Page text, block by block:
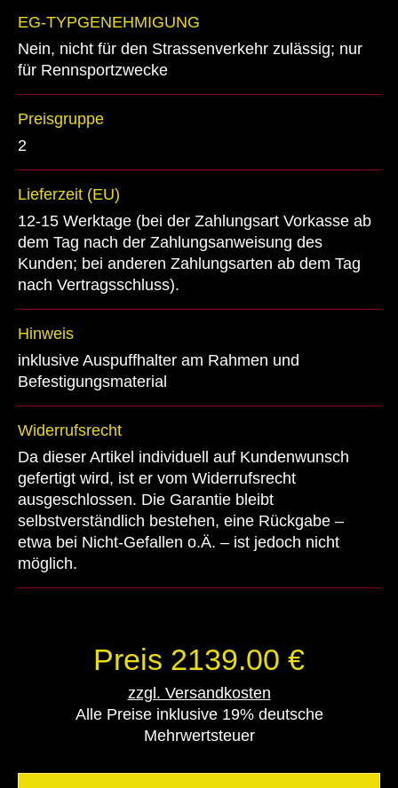
EG-TYPGENEHMIGUNG
Nein, nicht für den Strassenverkehr zulässig; nur
für Rennsportzwecke
Preisgruppe
2
Lieferzeit (EU)
12-15 Werktage (bei der Zahlungsart Vorkasse ab
dem Tag nach der Zahlungsanweisung des
Kunden; bei anderen Zahlungsarten ab dem Tag
nach Vertragsschluss).
Hinweis
inklusive Auspuffhalter am Rahmen und
Befestigungsmaterial
Widerrufsrecht
Da dieser Artikel individuell auf Kundenwunsch
gefertigt wird, ist er vom Widerrufsrecht
ausgeschlossen. Die Garantie bleibt
selbstverständlich bestehen, eine Rückgabe –
etwa bei Nicht-Gefallen o.Ä. – ist jedoch nicht
möglich.
Preis 2139.00 €
zzgl. Versandkosten
Alle Preise inklusive 19% deutsche
Mehrwertsteuer